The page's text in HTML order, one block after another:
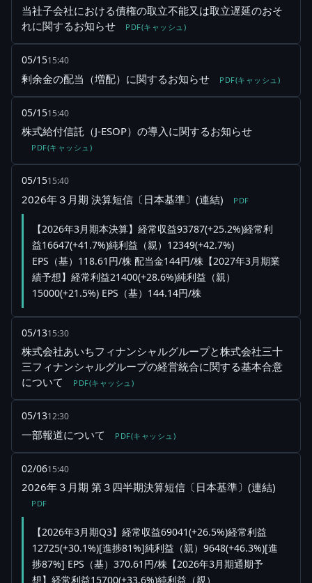
当社子会社における債権の取立不能又は取立遅延のおそ
れに関するお知らせ
PDF(キャッシュ)
05/1515:40
剰余金の配当（増配）に関するお知らせ PDF(キャッシュ)
05/1515:40
株式給付信託（J-ESOP）の導入に関するお知らせ
PDF(キャッシュ)
05/1515:40
2026年３月期 決算短信〔日本基準〕(連結) PDF
【2026年3月期本決算】経常収益93787(+25.2%)経常利
益16647(+41.7%)純利益（親）12349(+42.7%)
EPS（基）118.61円/株 配当金144円/株【2027年3月期業
績予想】経常利益21400(+28.6%)純利益（親）
15000(+21.5%) EPS（基）144.14円/株
05/1315:30
株式会社あいちフィナンシャルグループと株式会社三十
三フィナンシャルグループの経営統合に関する基本合意
について
PDF(キャッシュ)
05/1312:30
一部報道について PDF(キャッシュ)
02/0615:40
2026年３月期 第３四半期決算短信〔日本基準〕(連結)
PDF
【2026年3月期Q3】経常収益69041(+26.5%)経常利益
12725(+30.1%)[進捗81%]純利益（親）9648(+46.3%)[進
捗87%] EPS（基）370.61円/株【2026年3月期通期予
想】経常利益15700(+33.6%)純利益（親）